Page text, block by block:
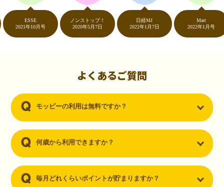
ントが貯まるなんて…もっと早く教えてほしかった～！貯まったポイ
ントはギフト券に交換して、プチ贅沢を楽しんでます♪
（30代・男性）
ーを知りました。クレジットカードを発行するだけでポイントが貯ま
るならと無料登録して、クレジットカードの発行やアプリダウンロー
2021年10月号
ノンストップ！
2020年5月7日
日経MJ
2022年1月7日
2022年1月号
よくあるご質問
モッピーの利用は無料ですか？
何歳から利用できますか？
毎月どれくらいポイントが貯まりますか？